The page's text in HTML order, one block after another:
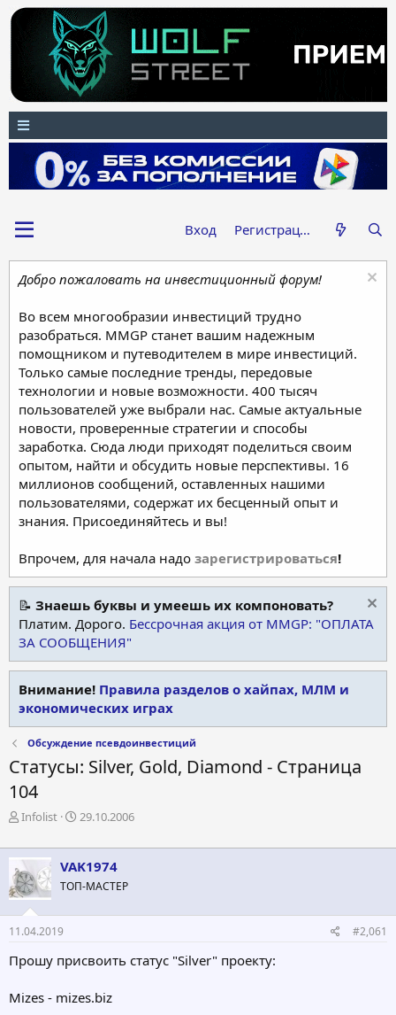
Вход Регистрация
Добро пожаловать на инвестиционный форум!
Во всем многообразии инвестиций трудно
разобраться. MMGP станет вашим надежным
помощником и путеводителем в мире инвестиций.
Только самые последние тренды, передовые
технологии и новые возможности. 400 тысяч
пользователей уже выбрали нас. Самые актуальные
новости, проверенные стратегии и способы
заработка. Сюда люди приходят поделиться своим
опытом, найти и обсудить новые перспективы. 16
миллионов сообщений, оставленных нашими
пользователями, содержат их бесценный опыт и
знания. Присоединяйтесь и вы!
Впрочем, для начала надо зарегистрироваться!
📝 Знаешь буквы и умеешь их компоновать?
Платим. Дорого. Бессрочная акция от MMGP: "ОПЛАТА
ЗА СООБЩЕНИЯ"
Внимание! Правила разделов о хайпах, МЛМ и
экономических играх
Обсуждение псевдоинвестиций
Статусы: Silver, Gold, Diamond - Страница
104
А
т
о
р
т
е
м
ы
Infolist
Д
т
а
н
а
ч
л
а
29.10.2006
VAK1974
ТОП-МАСТЕР
11.04.2019 #2,061
Прошу присвоить статус "Silver" проекту:
Mizes - mizes.biz